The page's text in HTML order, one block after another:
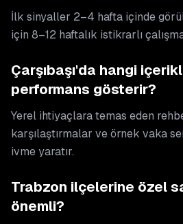
İlk sinyaller 2–4 hafta içinde
için 8–12 haftalık istikrarlı
Çarşıbaşı'da hangi
performans gösterir?
Yerel ihtiyaçlara temas eden
karşılaştırmalar ve örnek vaka
ivme yaratır.
Trabzon ilçelerine özel
önemli?